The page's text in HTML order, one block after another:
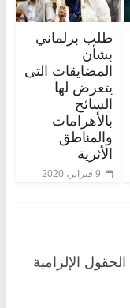
طلب برلماني
بشأن
المضايقات التى
يتعرض لها
السائح
بالأهرامات
والمناطق
الأثرية
9 فبراير، 2020
الحقول الإلزامية